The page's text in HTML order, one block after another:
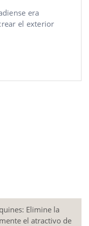
era
el exterior
Elimine la
el atractivo de